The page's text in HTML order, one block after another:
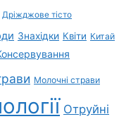
Дріжджове тісто
Знахідки Квіти Китай
Молочні страви
Отруйні